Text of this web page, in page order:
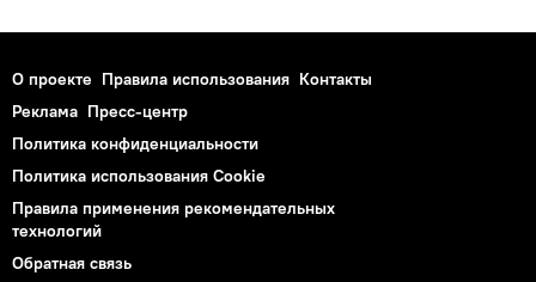
О проекте Правила использования Контакты
Реклама Пресс-центр
Политика конфиденциальности
Политика использования Cookie
Правила применения рекомендательных
технологий
Обратная связь